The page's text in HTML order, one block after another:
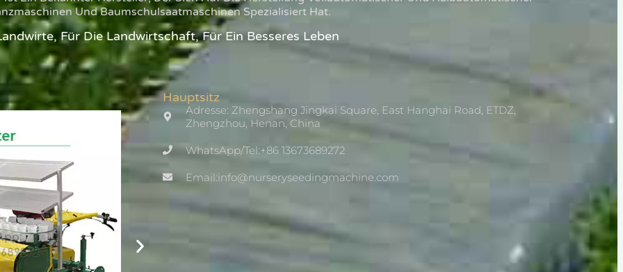
Und Baumschulsaatmaschinen Spezialisiert Hat.
Für Die Landwirtschaft, Für Ein Besseres Leben
Hauptsitz
Adresse: Zhengshang Jingkai Square, East Hanghai Road, ETDZ,
Zhengzhou, Henan, China
WhatsApp/Tel:+86 13673689272
Email:info@nurseryseedingmachine.com